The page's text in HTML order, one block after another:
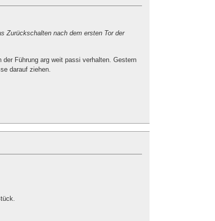
Zurückschalten nach dem ersten Tor der
Führung arg weit passi verhalten. Gestern
darauf ziehen.